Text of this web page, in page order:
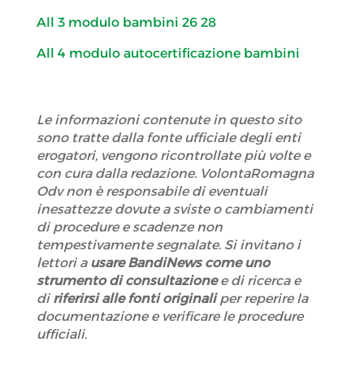
All 3 modulo bambini 26 28
All 4 modulo autocertificazione bambini
Le informazioni contenute in questo sito
sono tratte dalla fonte ufficiale degli enti
erogatori, vengono ricontrollate più volte e
con cura dalla redazione. VolontaRomagna
Odv non è responsabile di eventuali
inesattezze dovute a sviste o cambiamenti
di procedure e scadenze non
tempestivamente segnalate. Si invitano i
lettori a usare BandiNews come uno
strumento di consultazione e di ricerca e
di riferirsi alle fonti originali per reperire la
documentazione e verificare le procedure
ufficiali.